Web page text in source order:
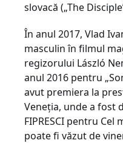
slovacă („The
În anul 2017, Vlad
masculin în filmul
regizorului László
anul 2016 pentru
avut premiera la
Veneția, unde a fost
FIPRESCI pentru
poate fi văzut de